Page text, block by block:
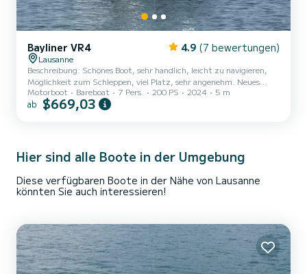
Bayliner VR4 4.9 (7 bewertungen)
Lausanne
Beschreibung: Schönes Boot, sehr handlich, leicht zu navigieren,
Möglichkeit zum Schleppen, viel Platz, sehr angenehm. Neues
Boot, Wasserung im August 2024, Radio MP3. Privater Parkplatz
auf Anfrage verfügbar
Motorboot Bareboat 7 Pers. 200 PS 2024 5 m
ab $669,03
Hier sind alle Boote in der Umgebung
Diese verfügbaren Boote in der Nähe von Lausanne
könnten Sie auch interessieren!